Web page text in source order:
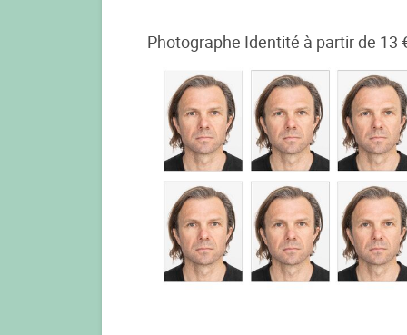
Photographe Identité à partir de 13